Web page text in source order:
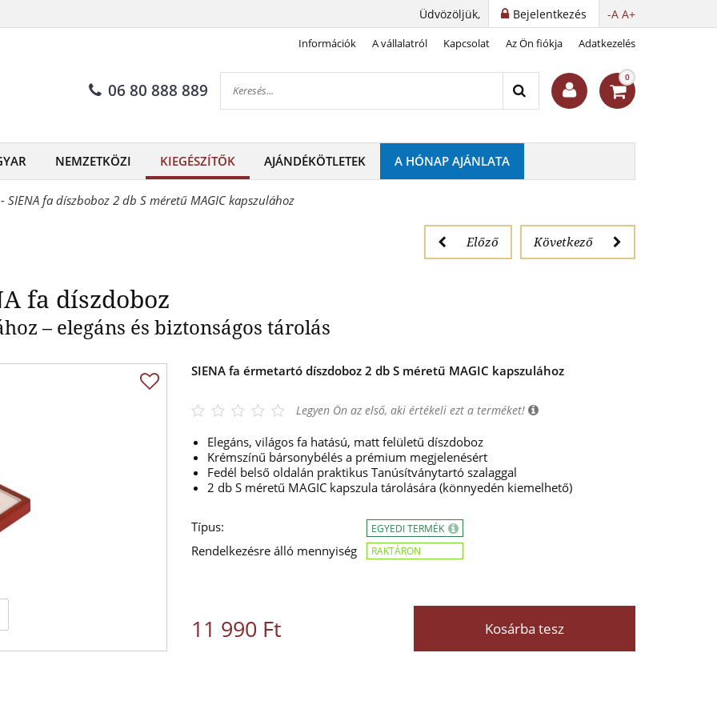
-A A+
Bejelentkezés
Üdvözöljük,
Információk A vállalatról Kapcsolat Az Ön fiókja Adatkezelés
06 80 888 889
0
NEMZETKÖZI KIEGÉSZÍTŐK AJÁNDÉKÖTLETEK A HÓNAP AJÁNLATA
SIENA fa díszboboz 2 db S méretű MAGIC kapszulához
Következő
Előző
fa díszdoboz
– elegáns és biztonságos tárolás
SIENA fa érmetartó díszdoboz 2 db S méretű MAGIC kapszulához
Legyen Ön az első, aki értékeli ezt a terméket!
Elegáns, világos fa hatású, matt felületű díszdoboz
Krémszínű bársonybélés a prémium megjelenésért
Fedél belső oldalán praktikus Tanúsítványtartó szalaggal
2 db S méretű MAGIC kapszula tárolására (könnyedén kiemelhető)
Típus:
Rendelkezésre álló mennyiség
EGYEDI TERMÉK
RAKTÁRON
11 990 Ft Kosárba tesz
megjelenésű SIENA fa díszdoboz